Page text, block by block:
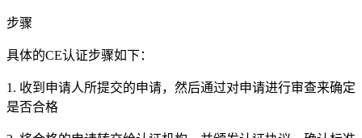
步骤
具体的CE认证步骤如下：
1. 收到申请人所提交的申请，然后通过对申请进行审查来确定
是否合格